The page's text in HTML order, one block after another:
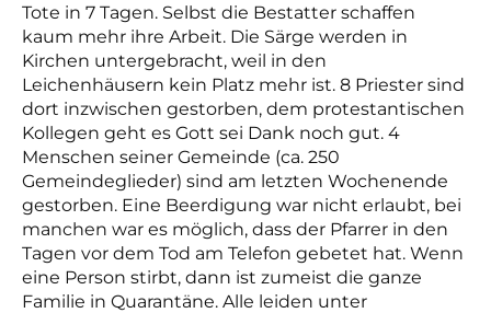
Tote in 7 Tagen. Selbst die Bestatter schaffen
kaum mehr ihre Arbeit. Die Särge werden in
Kirchen untergebracht, weil in den
Leichenhäusern kein Platz mehr ist. 8 Priester sind
dort inzwischen gestorben, dem protestantischen
Kollegen geht es Gott sei Dank noch gut. 4
Menschen seiner Gemeinde (ca. 250
Gemeindeglieder) sind am letzten Wochenende
gestorben. Eine Beerdigung war nicht erlaubt, bei
manchen war es möglich, dass der Pfarrer in den
Tagen vor dem Tod am Telefon gebetet hat. Wenn
eine Person stirbt, dann ist zumeist die ganze
Familie in Quarantäne. Alle leiden unter